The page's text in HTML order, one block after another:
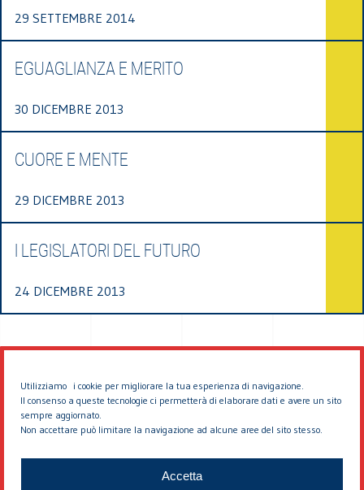
Utilizziamo i cookie per migliorare la tua esperienza di navigazione.
Il consenso a queste tecnologie ci permetterà di elaborare dati e avere un sito
sempre aggiornato.
Non accettare può limitare la navigazione ad alcune aree del sito stesso.
Accetta
29 SETTEMBRE 2014
EGUAGLIANZA E MERITO
30 DICEMBRE 2013
CUORE E MENTE
29 DICEMBRE 2013
I LEGISLATORI DEL FUTURO
24 DICEMBRE 2013
© 2026 EDDYBURG